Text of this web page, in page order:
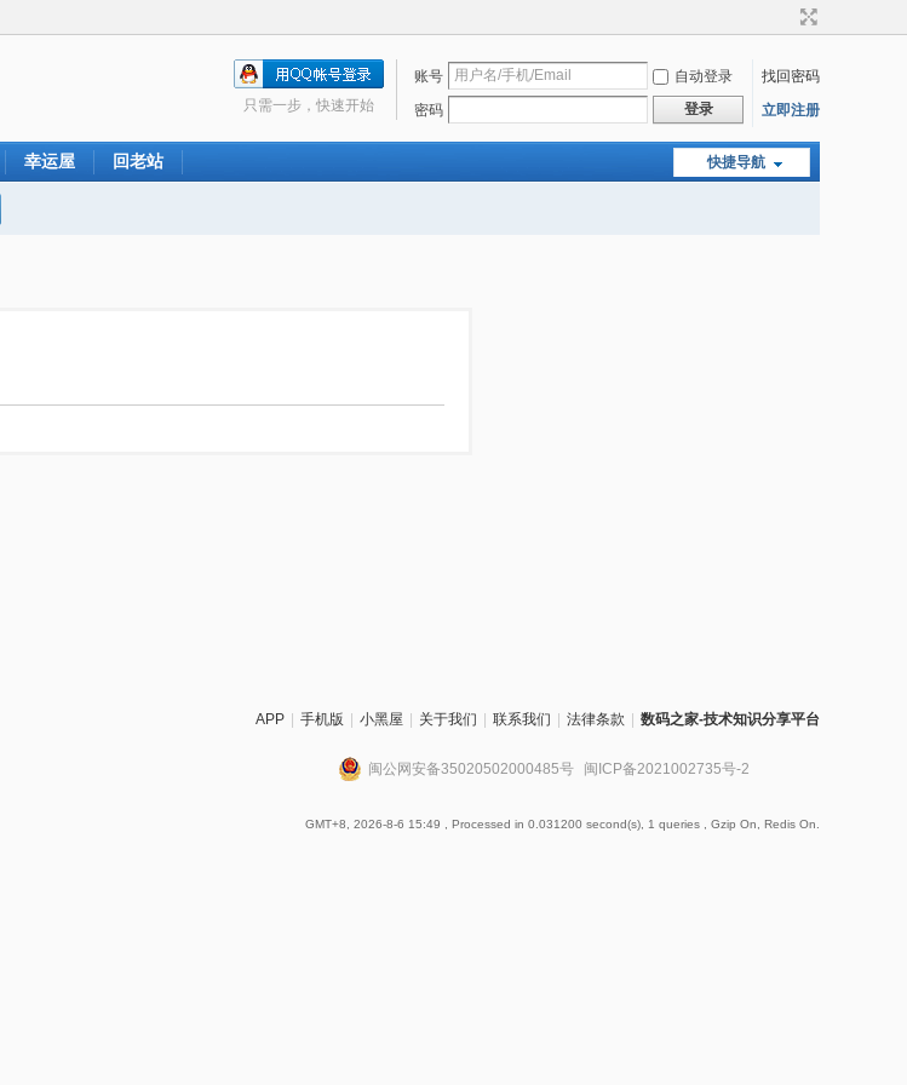
账号 自动登录
找回密码
密码
登录 立即注册
只需一步，快速开始
快捷导航
幸运屋 回老站
APP 手机版 小黑屋 关于我们 联系我们 法律条款 数码之家-技术知识分享平台
闽公网安备35020502000485号 闽ICP备2021002735号-2
GMT+8, 2026-8-6 15:49 , Processed in 0.031200 second(s), 1 queries , Gzip On, Redis On.